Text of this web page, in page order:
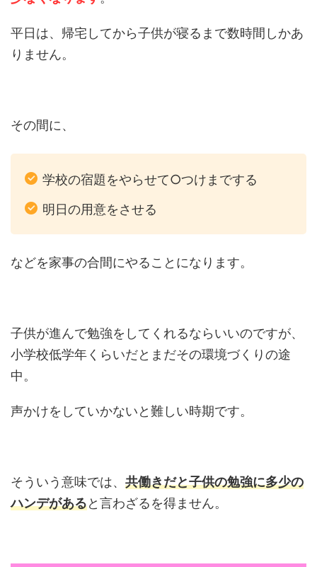
平日は、帰宅してから子供が寝るまで数時間しかあ
りません。
その間に、
学校の宿題をやらせて○つけまでする
明日の用意をさせる
などを家事の合間にやることになります。
子供が進んで勉強をしてくれるならいいのですが、
小学校低学年くらいだとまだその環境づくりの途
中。
声かけをしていかないと難しい時期です。
そういう意味では、 共働きだと子供の勉強に多少の
ハンデがあると言わざるを得ません。